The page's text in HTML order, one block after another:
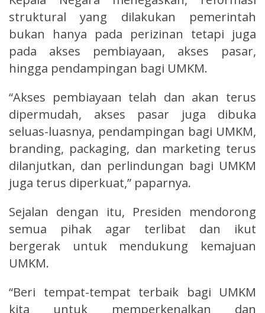
struktural yang dilakukan pemerintah
bukan hanya pada perizinan tetapi juga
pada akses pembiayaan, akses pasar,
hingga pendampingan bagi UMKM.
“Akses pembiayaan telah dan akan terus
dipermudah, akses pasar juga dibuka
seluas-luasnya, pendampingan bagi UMKM,
branding, packaging, dan marketing terus
dilanjutkan, dan perlindungan bagi UMKM
juga terus diperkuat,” paparnya.
Sejalan dengan itu, Presiden mendorong
semua pihak agar terlibat dan ikut
bergerak untuk mendukung kemajuan
UMKM.
“Beri tempat-tempat terbaik bagi UMKM
kita untuk memperkenalkan dan